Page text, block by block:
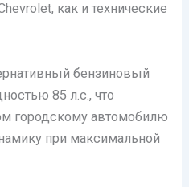
как и технические
бензиновый
85 л.с., что
городскому автомобилю
при максимальной